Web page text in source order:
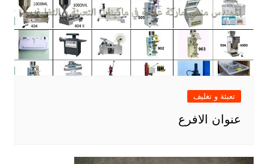
تعبئة و تغليف
عنوان الافرع